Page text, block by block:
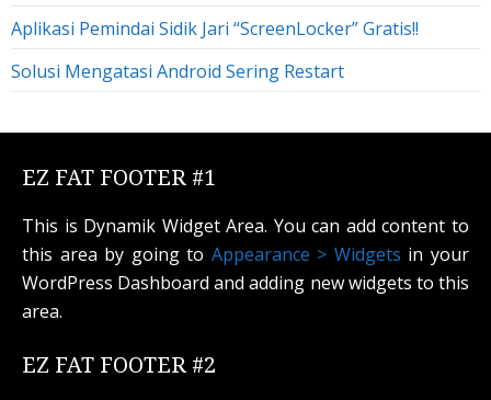
Aplikasi Pemindai Sidik Jari “ScreenLocker” Gratis!!
Solusi Mengatasi Android Sering Restart
EZ FAT FOOTER #1
This is Dynamik Widget Area. You can add content to
this area by going to Appearance > Widgets in your
WordPress Dashboard and adding new widgets to this
area.
EZ FAT FOOTER #2